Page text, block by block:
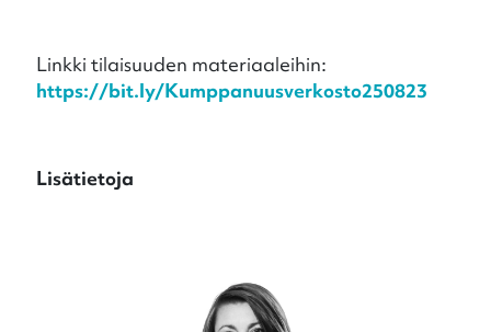
Linkki tilaisuuden materiaaleihin:
https://bit.ly/Kumppanuusverkosto250823
Lisätietoja